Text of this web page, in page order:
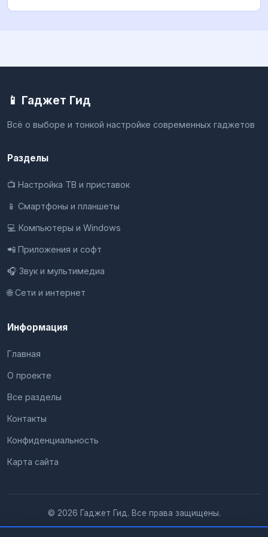
📱 Гаджет Гид
Всё о выборе и тонкой настройке современных гаджетов
Разделы
📺 Настройка ТВ и приставок
📱 Смартфоны и планшеты
💻 Компьютеры и Windows
📲 Приложения и софт
🎧 Звук и мультимедиа
🌐 Сети и интернет
Информация
Главная
О проекте
Все разделы
Контакты
Конфиденциальность
Карта сайта
© 2026 Гаджет Гид. Все права защищены.